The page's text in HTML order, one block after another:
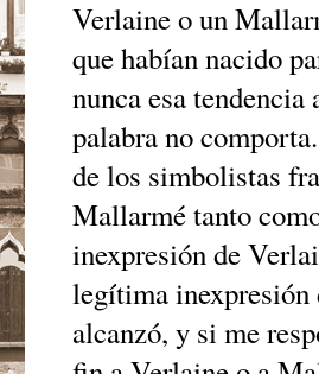
Verlaine o un
que habían nacido
nunca esa tendencia
palabra no
de los simbolistas
Mallarmé tanto
inexpresión de
legítima
alcanzó, y si me